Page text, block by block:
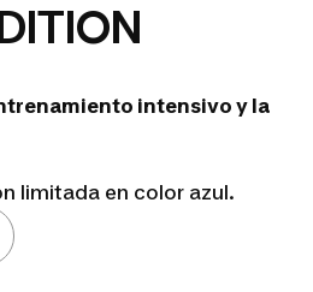
intensivo y la
limitada en color azul.